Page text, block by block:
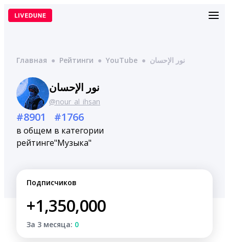
Перейти
Главная ● Рейтинги ● YouTube ● نور الإحسان
نور الإحسان
@nour_al_ihsan
#8901
в общем
рейтинге
#1766
в категории
"Музыка"
Подписчиков
+1,350,000
За 3 месяца: 0